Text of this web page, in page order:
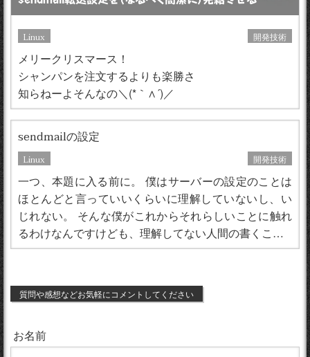
Linux 開発技術
メリークリスマース！
シャンパンを注文するよりも楽勝さ
知らねーよそんなの＼(*｀∧´)／
sendmailの設定
Linux 開発技術
一つ、本題に入る前に。 僕はサーバーの設定のことは
ほとんどと言っていいくらいに理解していないし、い
じれない。 そんな僕がこれからそれらしいことに触れ
るわけなんですけども、理解してない人間の書くこ…
質問や感想などお気軽にコメントしてください
お名前